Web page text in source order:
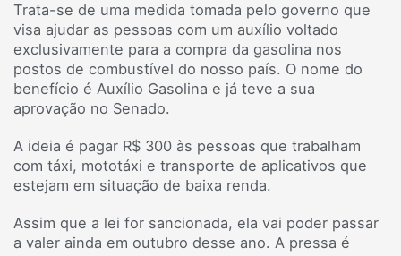
Trata-se de uma medida tomada pelo governo que
visa ajudar as pessoas com um auxílio voltado
exclusivamente para a compra da gasolina nos
postos de combustível do nosso país. O nome do
benefício é Auxílio Gasolina e já teve a sua
aprovação no Senado.
A ideia é pagar R$ 300 às pessoas que trabalham
com táxi, mototáxi e transporte de aplicativos que
estejam em situação de baixa renda.
Assim que a lei for sancionada, ela vai poder passar
a valer ainda em outubro desse ano. A pressa é